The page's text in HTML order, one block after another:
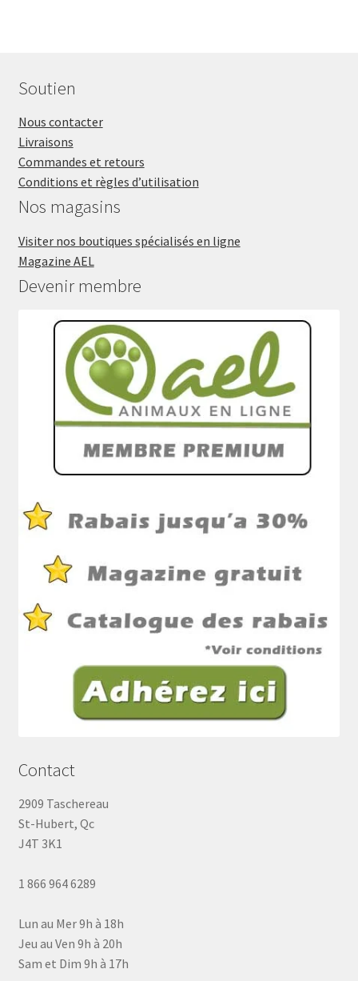
Soutien
Nous contacter
Livraisons
Commandes et retours
Conditions et règles d’utilisation
Nos magasins
Visiter nos boutiques spécialisés en ligne
Magazine AEL
Devenir membre
Contact
2909 Taschereau
St-Hubert, Qc
J4T 3K1
1 866 964 6289
Lun au Mer 9h à 18h
Jeu au Ven 9h à 20h
Sam et Dim 9h à 17h